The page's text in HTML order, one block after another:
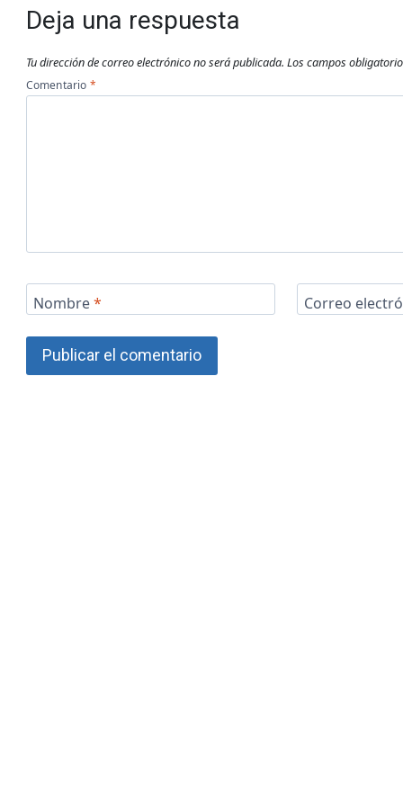
Deja una respuesta
Tu dirección de correo electrónico no será publicada. Los campos
Comentario *
Nombre* Correo